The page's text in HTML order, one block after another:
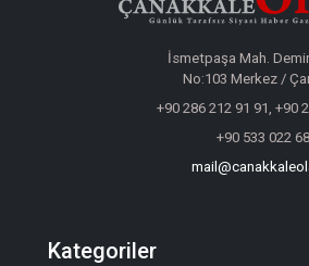
İsmetpaşa Mah.
No:103 Merkez /
+90 286 212 91 91, +90
+90 533 022
Kategoriler